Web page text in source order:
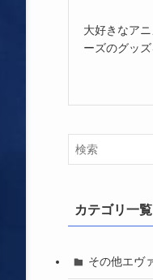
大好きなア
ーズのグッ
カテゴリ一覧
その他エヴ